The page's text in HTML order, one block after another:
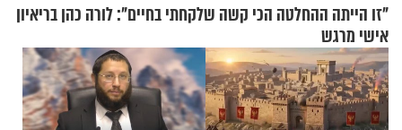
"זו הייתה ההחלטה הכי קשה שלקחתי בחיים": לורה כהן בריאיון
אישי מרגש